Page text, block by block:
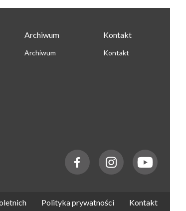
Archiwum
Archiwum
Kontakt
Kontakt
Polityka prywatności Kontakt